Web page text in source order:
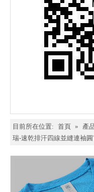
目前所在位置: 首頁 » 產
瑞-速乾排汗四線並縫連袖